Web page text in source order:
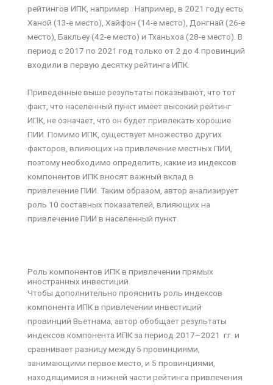
рейтингов ИПК, например : Например, в 2021 году есть
Ханой (13-е место), Хайфон (14-е место), Донгнай (26-е
место), Бакльеу (42-е место) и Тханьхоа (28-е место). В
период с 2017 по 2021 год только от 2 до 4 провинций
входили в первую десятку рейтинга ИПК.
Приведенные выше результаты показывают, что тот
факт, что населенный пункт имеет высокий рейтинг
ИПК, не означает, что он будет привлекать хорошие
ПИИ. Помимо ИПК, существует множество других
факторов, влияющих на привлечение местных ПИИ,
поэтому необходимо определить, какие из индексов
компонентов ИПК вносят важный вклад в
привлечение ПИИ. Таким образом, автор анализирует
роль 10 составных показателей, влияющих на
привлечение ПИИ в населенный пункт.
Роль компонентов ИПК в привлечении прямых
иностранных инвестиций
Чтобы дополнительно прояснить роль индексов
компонента ИПК в привлечении инвестиций
провинций Вьетнама, автор обобщает результаты
индексов компонента ИПК за период 2017–2021 гг. и
сравнивает разницу между 5 провинциями,
занимающими первое место, и 5 провинциями,
находящимися в нижней части рейтинга привлечения